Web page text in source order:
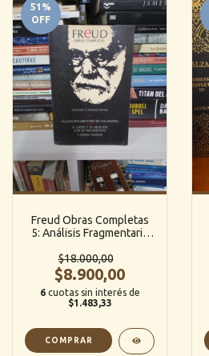
51 %
OFF
Freud Obras Completas
5: Análisis Fragmentario
y su Relación con lo
Inconsciente y otros
Ensayos - Sigmund Freud
(Hyspam.)
$18.000,00
$8.900,00
6 cuotas sin interés de
$1.483,33